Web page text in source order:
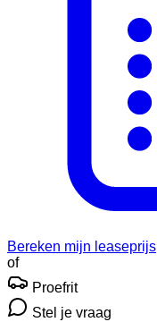
Bereken mijn leaseprijs
of
Proefrit
Stel je vraag